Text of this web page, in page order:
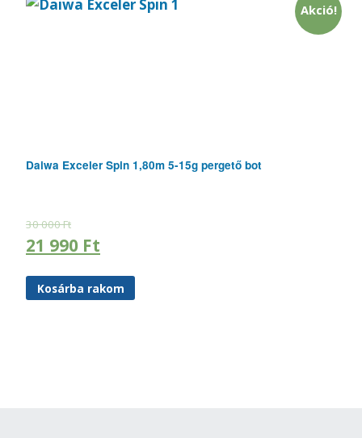
Akció!
Daiwa Exceler Spin 1,80m 5-15g pergető bot
30 000Ft
21 990 Ft
Kosárba rakom